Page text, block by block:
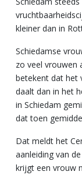
kleiner dan in
Schiedamse
zo veel vrouwen
betekent dat het
daalt dan in het
in Schiedam
dat toen
Dat meldt het
aanleiding van
krijgt een vrouw